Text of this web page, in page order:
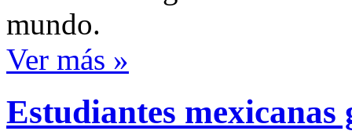
mundo.
Ver más »
Estudiantes